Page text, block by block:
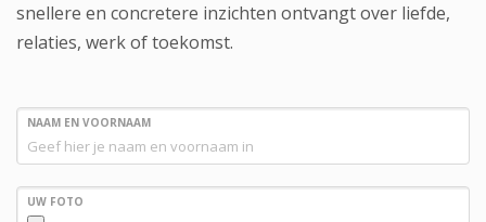
snellere en concretere inzichten ontvangt over liefde,
relaties, werk of toekomst.
NAAM EN VOORNAAM
UW FOTO